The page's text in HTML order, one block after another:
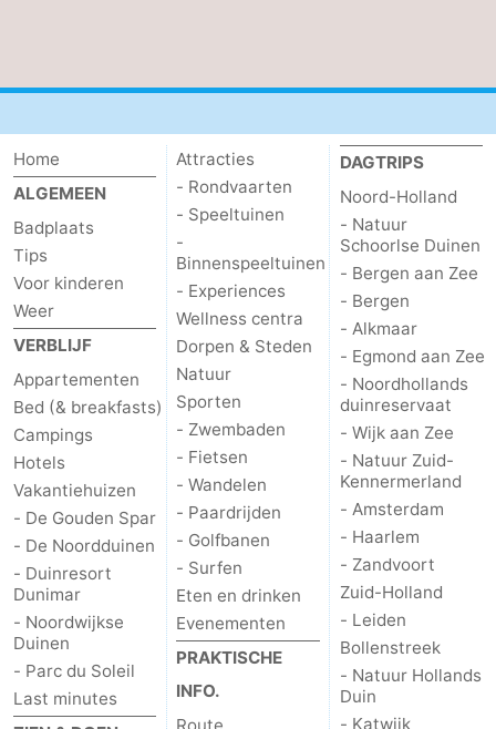
Home
ALGEMEEN
Badplaats
Tips
Voor kinderen
Weer
VERBLIJF
Appartementen
Bed (& breakfasts)
Campings
Hotels
Vakantiehuizen
- De Gouden Spar
- De Noordduinen
- Duinresort
Dunimar
- Noordwijkse
Duinen
- Parc du Soleil
Last minutes
Attracties
- Rondvaarten
- Speeltuinen
-
Binnenspeeltuinen
- Experiences
Wellness centra
Dorpen & Steden
Natuur
Sporten
- Zwembaden
- Fietsen
- Wandelen
- Paardrijden
- Golfbanen
- Surfen
Eten en drinken
Evenementen
PRAKTISCHE
INFO.
DAGTRIPS
Noord-Holland
- Natuur
Schoorlse Duinen
- Bergen aan Zee
- Bergen
- Alkmaar
- Egmond aan Zee
- Noordhollands
duinreservaat
- Wijk aan Zee
- Natuur Zuid-
Kennermerland
- Amsterdam
- Haarlem
- Zandvoort
Zuid-Holland
- Leiden
Bollenstreek
- Natuur Hollands
Duin
- Katwijk